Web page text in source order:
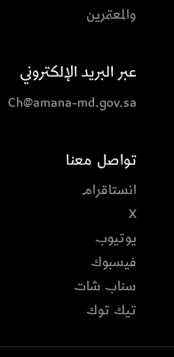
والمعتمرين
عبر البريد الإلكتروني
Ch@amana-md.gov.sa
تواصل معنا
انستاقرام
X
يوتيوب
فيسبوك
سناب شات
تيك توك